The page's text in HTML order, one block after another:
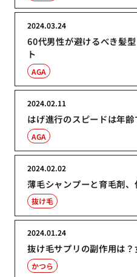
60代男性が避けるべき髪
ト
2024.03.24
AGA
はげ進行のスピードは年齢
2024.02.11
AGA
薄毛シャンプーと育毛剤
2024.02.02
抜け毛
抜け毛サプリの副作用は
2024.01.24
かつら